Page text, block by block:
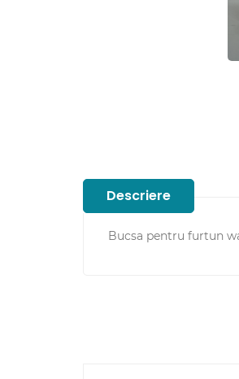
Descriere
Bucsa pentru furtun